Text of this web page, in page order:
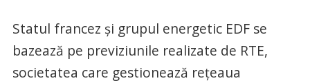
Statul francez şi grupul energetic EDF se
bazează pe previziunile realizate de RTE,
societatea care gestionează reţeaua